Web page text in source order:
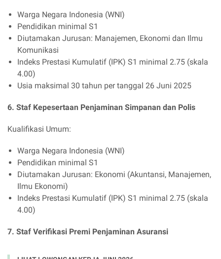
Warga Negara Indonesia (WNI)
Pendidikan minimal S1
Diutamakan Jurusan: Manajemen, Ekonomi dan Ilmu
Komunikasi
Indeks Prestasi Kumulatif (IPK) S1 minimal 2.75 (skala
4.00)
Usia maksimal 30 tahun per tanggal 26 Juni 2025
6. Staf Kepesertaan Penjaminan Simpanan dan Polis
Kualifikasi Umum:
Warga Negara Indonesia (WNI)
Pendidikan minimal S1
Diutamakan Jurusan: Ekonomi (Akuntansi, Manajemen,
Ilmu Ekonomi)
Indeks Prestasi Kumulatif (IPK) S1 minimal 2.75 (skala
4.00)
7. Staf Verifikasi Premi Penjaminan Asuransi